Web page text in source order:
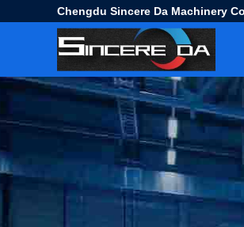
Chengdu Sincere Da Machinery